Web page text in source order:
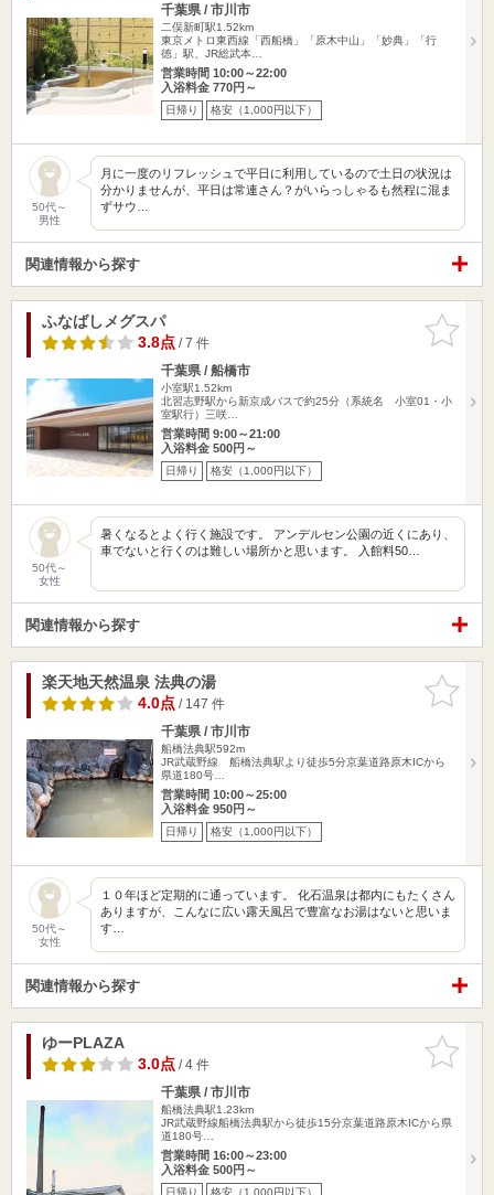
千葉県 / 市川市
二俣新町駅1.52km
東京メトロ東西線「西船橋」「原木中山」「妙典」「行
徳」駅、JR総武本…
営業時間 10:00～22:00
入浴料金 770円～
日帰り 格安（1,000円以下）
50代～
男性
月に一度のリフレッシュで平日に利用しているので土日の状況は
分かりませんが、平日は常連さん？がいらっしゃるも然程に混ま
ずサウ…
関連情報から探す
お気に入
りに追加
ふなばしメグスパ
3.8点/ 7 件
千葉県 / 船橋市
小室駅1.52km
北習志野駅から新京成バスで約25分（系統名 小室01・小
室駅行）三咲…
営業時間 9:00～21:00
入浴料金 500円～
日帰り 格安（1,000円以下）
50代～
女性
暑くなるとよく行く施設です。 アンデルセン公園の近くにあり、
車でないと行くのは難しい場所かと思います。 入館料50…
関連情報から探す
お気に入
りに追加
楽天地天然温泉 法典の湯
4.0点/ 147 件
千葉県 / 市川市
船橋法典駅592m
JR武蔵野線 船橋法典駅より徒歩5分京葉道路原木ICから
県道180号…
営業時間 10:00～25:00
入浴料金 950円～
日帰り 格安（1,000円以下）
50代～
女性
１０年ほど定期的に通っています。 化石温泉は都内にもたくさん
ありますが、こんなに広い露天風呂で豊富なお湯はないと思いま
す…
関連情報から探す
お気に入
りに追加
ゆーPLAZA
3.0点/ 4 件
千葉県 / 市川市
船橋法典駅1.23km
JR武蔵野線船橋法典駅から徒歩15分京葉道路原木ICから県
道180号…
営業時間 16:00～23:00
入浴料金 500円～
日帰り 格安（1,000円以下）